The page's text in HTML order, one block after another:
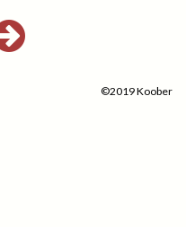
©2019 Koober